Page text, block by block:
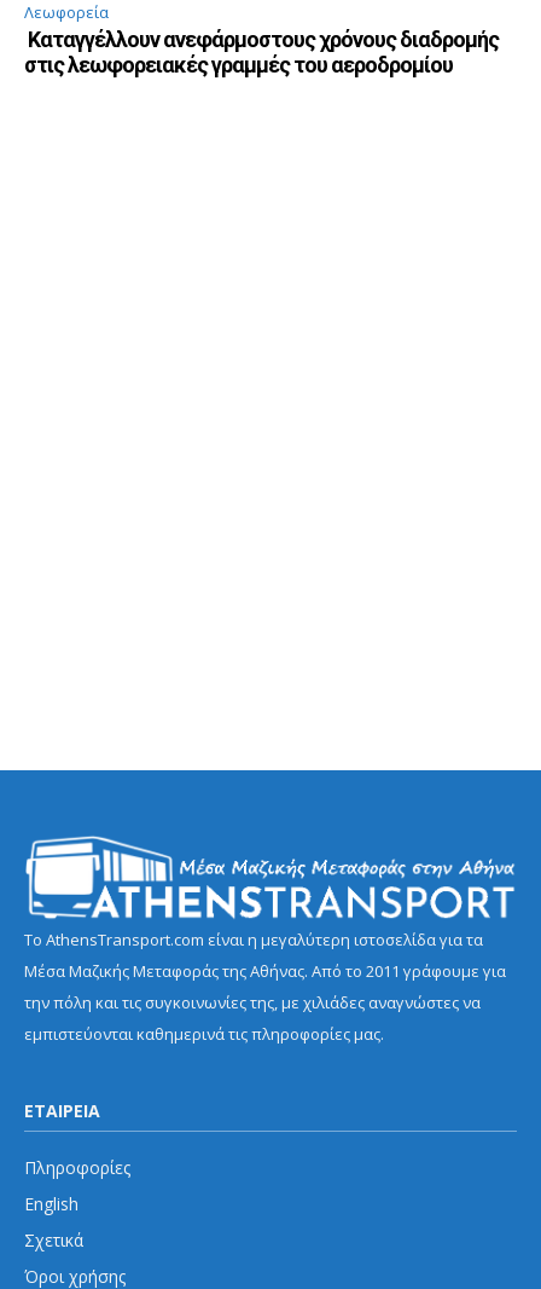
Λεωφορεία
Καταγγέλλουν ανεφάρμοστους χρόνους διαδρομής
στις λεωφορειακές γραμμές του αεροδρομίου
Το AthensTransport.com είναι η μεγαλύτερη ιστοσελίδα για τα
Μέσα Μαζικής Μεταφοράς της Αθήνας. Από το 2011 γράφουμε για
την πόλη και τις συγκοινωνίες της, με χιλιάδες αναγνώστες να
εμπιστεύονται καθημερινά τις πληροφορίες μας.
ΕΤΑΙΡΕΙΑ
Πληροφορίες
English
Σχετικά
Όροι χρήσης